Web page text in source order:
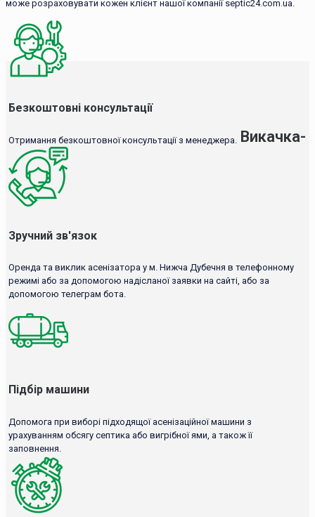
може розраховувати кожен клієнт нашої компанії septic24.com.ua.
Безкоштовні консультації
Отримання безкоштовної консультації з менеджера.
Зручний зв'язок
Оренда та виклик асенізатора у м. Нижча Дубечня в телефонному
режимі або за допомогою надісланої заявки на сайті, або за
допомогою телеграм бота.
Підбір машини
Допомога при виборі підходящої асенізаційної машини з
урахуванням обсягу септика або вигрібної ями, а також її
заповнення.
Викачка-